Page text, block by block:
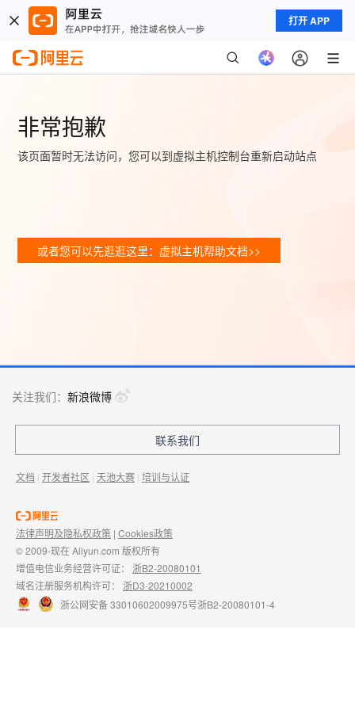
打开 APP
非常抱歉
该页面暂时无法访问，您可以到虚拟主机控制台重新启动站点
或者您可以先逛逛这里：虚拟主机帮助文档>>